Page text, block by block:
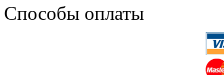
Способы оплаты